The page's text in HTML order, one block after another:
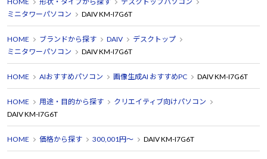
ミニタワーパソコン
DAIV KM-I7G6T
HOME ブランドから探す DAIV
デスクトップ
ミニタワーパソコン
DAIV KM-I7G6T
HOME AIおすすめパソコン 画像生成AI おすすめPC DAIV KM-I7G6T
HOME 用途・目的から探す
クリエイティブ向けパソコン
DAIV KM-I7G6T
HOME 価格から探す 300,001円～ DAIV KM-I7G6T